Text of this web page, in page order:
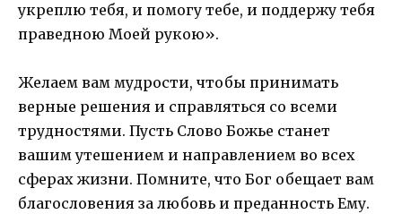
укреплю тебя, и помогу тебе, и поддержу тебя
праведною Моей рукою».
Желаем вам мудрости, чтобы принимать
верные решения и справляться со всеми
трудностями. Пусть Слово Божье станет
вашим утешением и направлением во всех
сферах жизни. Помните, что Бог обещает вам
благословения за любовь и преданность Ему.